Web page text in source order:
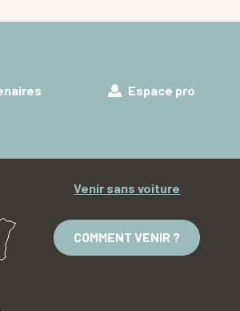
Espace pro
Venir sans voiture
COMMENT VENIR ?